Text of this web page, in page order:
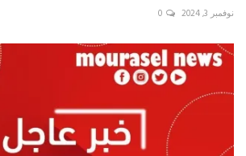
نوفمبر 3, 2024 0